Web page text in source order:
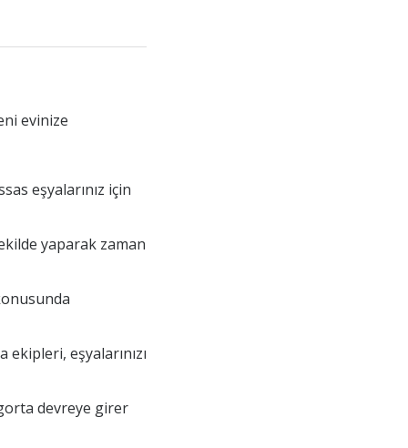
evinize
eşyalarınız için
yaparak zaman
eşyalarınızı
devreye girer